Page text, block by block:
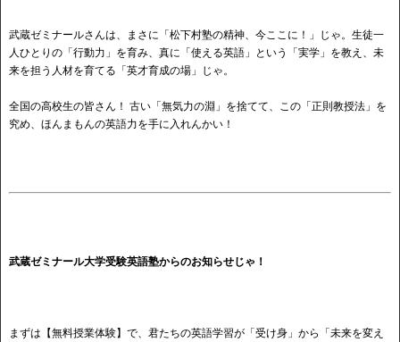
武蔵ゼミナールさんは、まさに「松下村塾の精神、今ここに！」じゃ。生徒一
人ひとりの「行動力」を育み、真に「使える英語」という「実学」を教え、未
来を担う人材を育てる「英才育成の場」じゃ。
全国の高校生の皆さん！ 古い「無気力の淵」を捨てて、この「正則教授法」を
究め、ほんまもんの英語力を手に入れんかい！
武蔵ゼミナール大学受験英語塾からのお知らせじゃ！
まずは【無料授業体験】で、君たちの英語学習が「受け身」から「未来を変え